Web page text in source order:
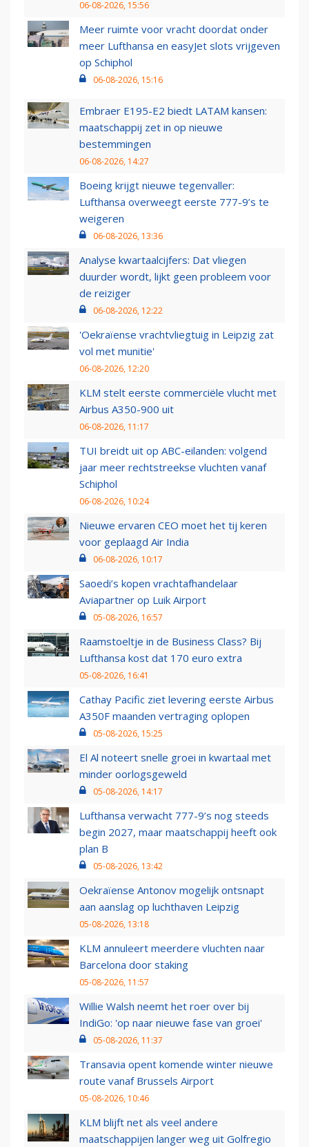
06-08-2026, 15:56
Meer ruimte voor vracht doordat onder
meer Lufthansa en easyJet slots vrijgeven
op Schiphol
06-08-2026, 15:16
Embraer E195-E2 biedt LATAM kansen:
maatschappij zet in op nieuwe
bestemmingen
06-08-2026, 14:27
Boeing krijgt nieuwe tegenvaller:
Lufthansa overweegt eerste 777-9’s te
weigeren
06-08-2026, 13:36
Analyse kwartaalcijfers: Dat vliegen
duurder wordt, lijkt geen probleem voor
de reiziger
06-08-2026, 12:22
'Oekraïense vrachtvliegtuig in Leipzig zat
vol met munitie'
06-08-2026, 12:20
KLM stelt eerste commerciële vlucht met
Airbus A350-900 uit
06-08-2026, 11:17
TUI breidt uit op ABC-eilanden: volgend
jaar meer rechtstreekse vluchten vanaf
Schiphol
06-08-2026, 10:24
Nieuwe ervaren CEO moet het tij keren
voor geplaagd Air India
06-08-2026, 10:17
Saoedi’s kopen vrachtafhandelaar
Aviapartner op Luik Airport
05-08-2026, 16:57
Raamstoeltje in de Business Class? Bij
Lufthansa kost dat 170 euro extra
05-08-2026, 16:41
Cathay Pacific ziet levering eerste Airbus
A350F maanden vertraging oplopen
05-08-2026, 15:25
El Al noteert snelle groei in kwartaal met
minder oorlogsgeweld
05-08-2026, 14:17
Lufthansa verwacht 777-9’s nog steeds
begin 2027, maar maatschappij heeft ook
plan B
05-08-2026, 13:42
Oekraïense Antonov mogelijk ontsnapt
aan aanslag op luchthaven Leipzig
05-08-2026, 13:18
KLM annuleert meerdere vluchten naar
Barcelona door staking
05-08-2026, 11:57
Willie Walsh neemt het roer over bij
IndiGo: 'op naar nieuwe fase van groei'
05-08-2026, 11:37
Transavia opent komende winter nieuwe
route vanaf Brussels Airport
05-08-2026, 10:46
KLM blijft net als veel andere
maatschappijen langer weg uit Golfregio